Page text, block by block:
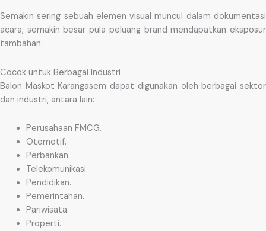
Semakin sering sebuah elemen visual muncul dalam dokumentasi
acara, semakin besar pula peluang brand mendapatkan eksposur
tambahan.
Cocok untuk Berbagai Industri
Balon Maskot Karangasem dapat digunakan oleh berbagai sektor
dan industri, antara lain:
Perusahaan FMCG.
Otomotif.
Perbankan.
Telekomunikasi.
Pendidikan.
Pemerintahan.
Pariwisata.
Properti.